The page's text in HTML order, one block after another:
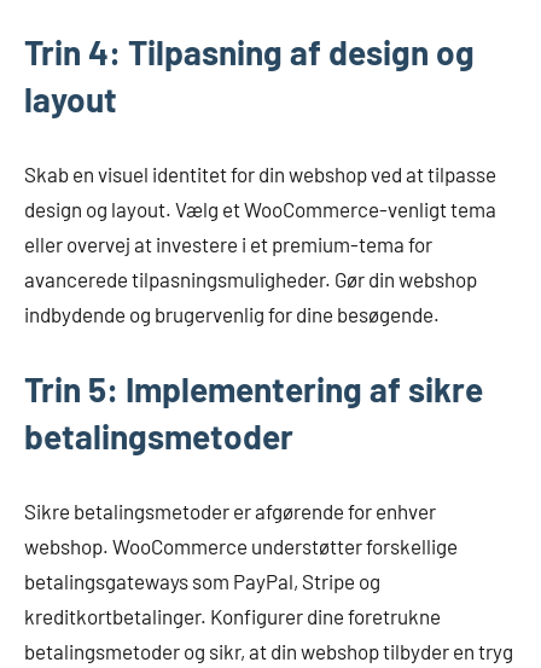
Trin 4: Tilpasning af design og
layout
Skab en visuel identitet for din webshop ved at tilpasse
design og layout. Vælg et WooCommerce-venligt tema
eller overvej at investere i et premium-tema for
avancerede tilpasningsmuligheder. Gør din webshop
indbydende og brugervenlig for dine besøgende.
Trin 5: Implementering af sikre
betalingsmetoder
Sikre betalingsmetoder er afgørende for enhver
webshop. WooCommerce understøtter forskellige
betalingsgateways som PayPal, Stripe og
kreditkortbetalinger. Konfigurer dine foretrukne
betalingsmetoder og sikr, at din webshop tilbyder en tryg